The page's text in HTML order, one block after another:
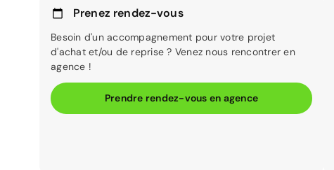
Prenez rendez-vous
Besoin d'un accompagnement pour votre projet
d'achat et/ou de reprise ? Venez nous rencontrer en
agence !
Prendre rendez-vous en agence